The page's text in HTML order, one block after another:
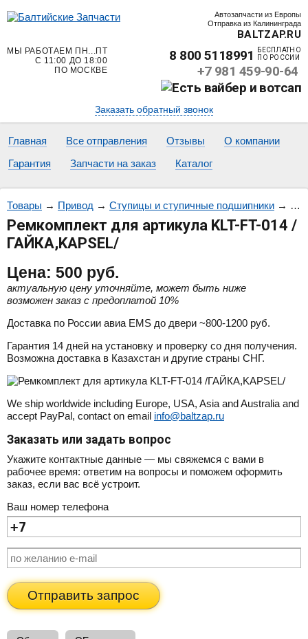
Автозапчасти из Европы
Отправка из Калининграда
BALTZAP.RU
МЫ РАБОТАЕМ ПН...ПТ
С 11:00 ДО 18:00
ПО МОСКВЕ
8 800 5118991
БЕСПЛАТНО
ПО РОССИИ
+7 981 459-90-64
Заказать обратный звонок
Главная Все отправления Отзывы
О компании
Гарантия
Запчасти на заказ Каталог
Товары → Привод → Ступицы и ступичные подшипники →
Ремкомплект для артикула KLT-FT-014 /
ГАЙКА,KAPSEL/
Цена: 500 руб.
актуальную цену уточняйте, может быть ниже
возможен заказ с предоплатой 10%
Доставка по России авиа EMS до двери ~800-1200 руб.
Гарантия 14 дней на установку и проверку со дня получения.
Возможна доставка в Казахстан и другие страны СНГ.
We ship worldwide including Europe, USA, Asia and Australia and
accept PayPal, contact on email info@baltzap.ru
Заказать или задать вопрос
Укажите контактные данные — мы свяжемся с вами в
рабочее время: ответим на вопросы и поможем оформить
заказ, если вас всё устроит.
Ваш номер телефона
Отправить запрос